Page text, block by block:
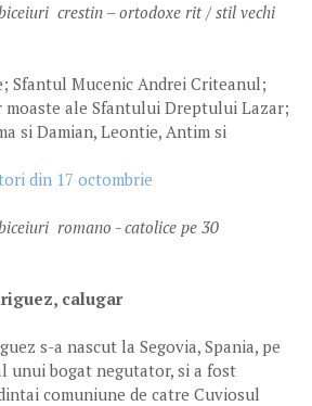
crestin – ortodoxe rit / stil vechi
Sfantul Mucenic Andrei Criteanul;
moaste ale Sfantului Dreptului Lazar;
si Damian, Leontie, Antim si
din 17 octombrie
romano - catolice pe 30
calugar
s-a nascut la Segovia, Spania, pe
unui bogat negutator, si a fost
comuniune de catre Cuviosul